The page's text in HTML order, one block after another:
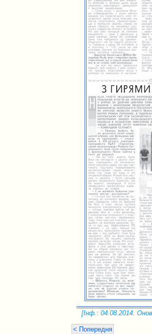
[Інф.: 04.08.2014.
< Попередня